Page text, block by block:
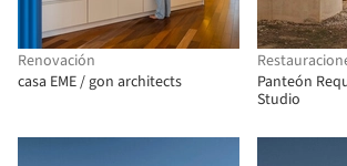
Renovación
casa EME / gon architects
Panteón
Studio